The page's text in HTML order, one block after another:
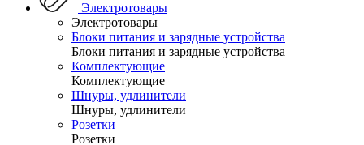
Электротовары
Электротовары
Блоки питания и зарядные устройства
Блоки питания и зарядные устройства
Комплектующие
Комплектующие
Шнуры, удлинители
Шнуры, удлинители
Розетки
Розетки